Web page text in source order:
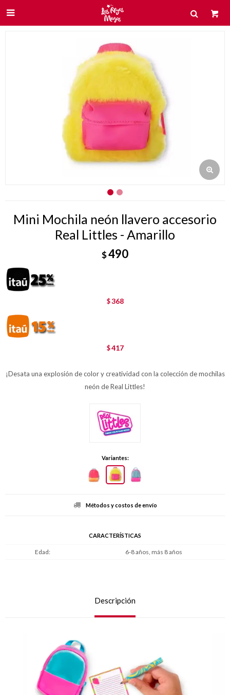

Mini Mochila neón llavero accesorio
Real Littles - Amarillo
$490
$368
$417
¡Desata una explosión de color y creatividad con la colección de mochilas
neón de Real Littles!
Variantes:
Métodos y costos de envío
CARACTERÍSTICAS
Edad 6-8 años, más 8 años
Descripción